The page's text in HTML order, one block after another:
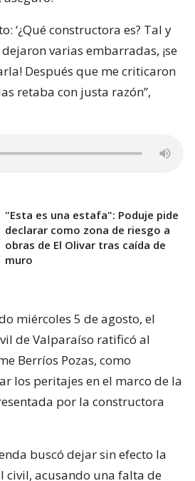
‘¿Qué constructora es? Tal y
varias embarradas, ¡se
Después que me criticaron
retaba con justa razón”,
"Esta es una estafa": Poduje pide
declarar como zona de riesgo a
obras de El Olivar tras caída de
muro
miércoles 5 de agosto, el
de Valparaíso ratificó al
Berríos Pozas, como
los peritajes en el marco de la
por la constructora
buscó dejar sin efecto la
acusando una falta de